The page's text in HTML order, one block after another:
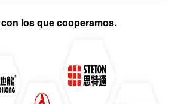
los que cooperamos.